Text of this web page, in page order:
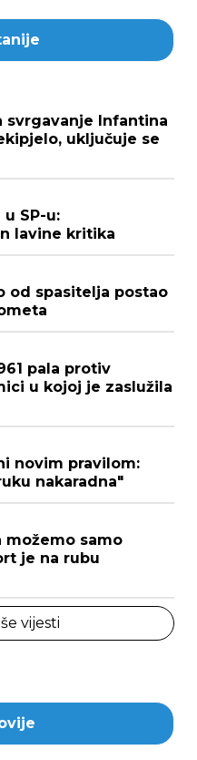
svrgavanje Infantina
uključuje se
SP-u:
lavine kritika
od spasitelja postao
pala protiv
u kojoj je zaslužila
novim pravilom:
nakaradna"
možemo samo
je na rubu
vijesti